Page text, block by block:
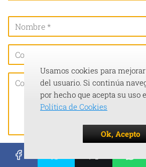
Usamos cookies para
del usuario. Si continúa
por hecho que acepta su uso
Política de Cookies
Ok, Acepto